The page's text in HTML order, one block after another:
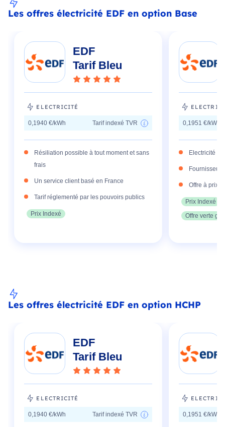
Les offres électricité EDF en option Base
EDF
Tarif Bleu
ELECTRICITÉ
0,1940 €/kWh Tarif indexé TVR
Résiliation possible à tout moment et sans
frais
Un service client basé en France
Tarif réglementé par les pouvoirs publics
Prix Indexé
0,1951 €/kWh
Electricité
Fournisseur
Offre à prix
Prix Indexé
Offre verte
Les offres électricité EDF en option HCHP
EDF
Tarif Bleu
ELECTRICITÉ
0,1940 €/kWh Tarif indexé TVR 0,1951 €/kWh